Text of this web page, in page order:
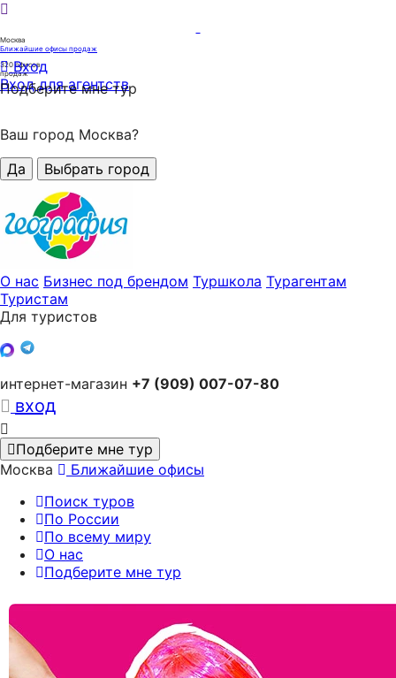
Москва
Ближайшие офисы продаж
320офисов
продаж
Вход
Вход для агентств
Подберите мне тур
Ваш город Москва?
Да
Выбрать город
О нас Бизнес под брендом Туршкола Турагентам
Туристам
Для туристов
интернет-магазин +7 (909) 007-07-80
вход
Подберите мне тур
Москва
Ближайшие офисы
Поиск туров
По России
По всему миру
О нас
Подберите мне тур